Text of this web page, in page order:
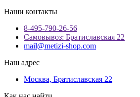
Наши контакты
8-495-790-26-56
Самовывоз: Братиславская 22
mail@metizi-shop.com
Наш адрес
Москва, Братиславская 22